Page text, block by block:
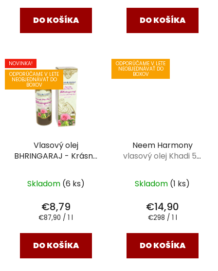
DO KOŠÍKA DO KOŠÍKA
NOVINKA!
ODPORÚČAME V LETE
NEOBJEDNÁVAŤ DO
BOXOV
Vlasový olej
BHRINGARAJ - Krásne
Skladom (6 ks)
€8,79
Jednotková
€87,90 / 1 l
DO KOŠÍKA
ODPORÚČAME V LETE
NEOBJEDNÁVAŤ DO
BOXOV
Neem Harmony
vlasový olej Khadi 50
Skladom (1 ks)
€14,90
Jednotková
€298 / 1 l
DO KOŠÍKA